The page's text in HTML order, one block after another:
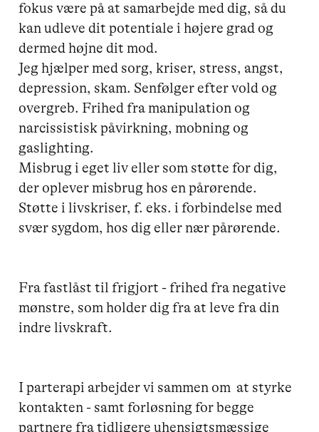
fokus være på at samarbejde med dig, så du
kan udleve dit potentiale i højere grad og
dermed højne dit mod.
Jeg hjælper med sorg, kriser, stress, angst,
depression, skam. Senfølger efter vold og
overgreb. Frihed fra manipulation og
narcissistisk påvirkning, mobning og
gaslighting.
Misbrug i eget liv eller som støtte for dig,
der oplever misbrug hos en pårørende.
Støtte i livskriser, f. eks. i forbindelse med
svær sygdom, hos dig eller nær pårørende.
Fra fastlåst til frigjort - frihed fra negative
mønstre, som holder dig fra at leve fra din
indre livskraft.
I parterapi arbejder vi sammen om  at styrke
kontakten - samt forløsning for begge
partnere fra tidligere uhensigtsmæssige